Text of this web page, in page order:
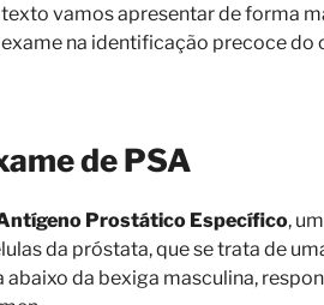
vamos apresentar de forma
na identificação precoce do
de PSA
Prostático Específico,
da próstata, que se trata de
abaixo da bexiga masculina,